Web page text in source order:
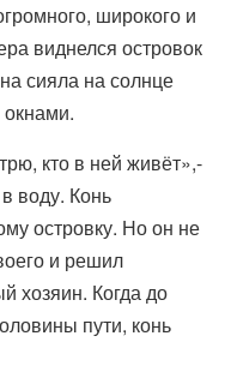
широкого и
виднелся островок
сияла на солнце
кто в ней живёт»,-
воду. Конь
островку. Но он не
и решил
хозяин. Когда до
пути, конь